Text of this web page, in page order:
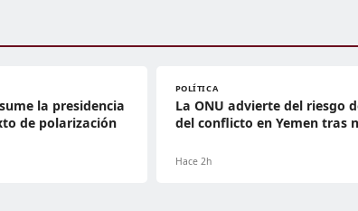
la presidencia
de polarización
POLÍTICA
La ONU advierte del riesgo
del conflicto en Yemen tras
Hace 2h